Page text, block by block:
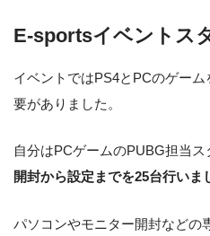
E-sportsイベントス
イベントではPS4とPCのゲー
要がありました。
自分はPCゲームのPUBG担当ス
開封から設定までを25台行いま
パソコンやモニター開封などの